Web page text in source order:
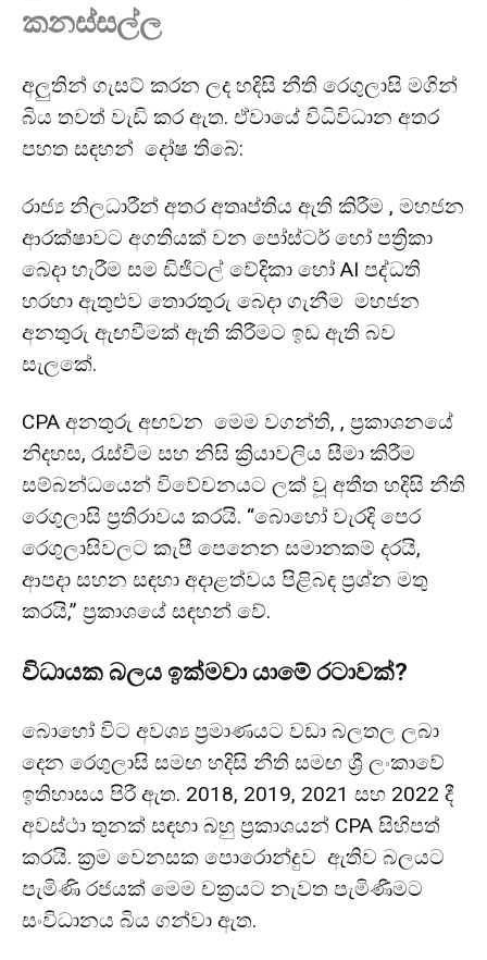
කනස්සල්ල
අලුතින් ගැසට් කරන ලද හදිසි නීති රෙගුලාසි මගින්
බිය තවත් වැඩි කර ඇත. ඒවායේ විධිවිධාන අතර
පහත සඳහන් දෝෂ තිබේ:
රාජ්‍ය නිලධාරීන් අතර අතෘප්තිය ඇති කිරීම , මහජන
ආරක්ෂාවට අගතියක් වන පෝස්ටර් හෝ පත්‍රිකා
බෙදා හැරීම සම ඩිජිටල් වේදිකා හෝ AI පද්ධති
හරහා ඇතුළුව තොරතුරු බෙදා ගැනීම මහජන
අනතුරු ඇඟවීමක් ඇති කිරීමට ඉඩ ඇති බව
සැලකේ.
CPA අනතුරු අඟවන මෙම වගන්ති, , ප්‍රකාශනයේ
නිදහස, රැස්වීම සහ නිසි ක්‍රියාවලිය සීමා කිරීම
සම්බන්ධයෙන් විවේචනයට ලක් වූ අතීත හදිසි නීති
රෙගුලාසි ප්‍රතිරාවය කරයි. “බොහෝ වැරදි පෙර
රෙගුලාසිවලට කැපී පෙනෙන සමානකම් දරයි,
ආපදා සහන සඳහා අදාළත්වය පිළිබඳ ප්‍රශ්න මතු
කරයි,” ප්‍රකාශයේ සඳහන් වේ.
විධායක බලය ඉක්මවා යාමේ රටාවක්?
බොහෝ විට අවශ්‍ය ප්‍රමාණයට වඩා බලතල ලබා
දෙන රෙගුලාසි සමඟ හදිසි නීති සමඟ ශ්‍රී ලංකාවේ
ඉතිහාසය පිරී ඇත. 2018, 2019, 2021 සහ 2022 දී
අවස්ථා තුනක් සඳහා බහු ප්‍රකාශයන් CPA සිහිපත්
කරයි. ක්‍රම වෙනසක පොරොන්දුව ඇතිව බලයට
පැමිණි රජයක් මෙම චක්‍රයට නැවත පැමිණීමට
සංවිධානය බිය ගන්වා ඇත.